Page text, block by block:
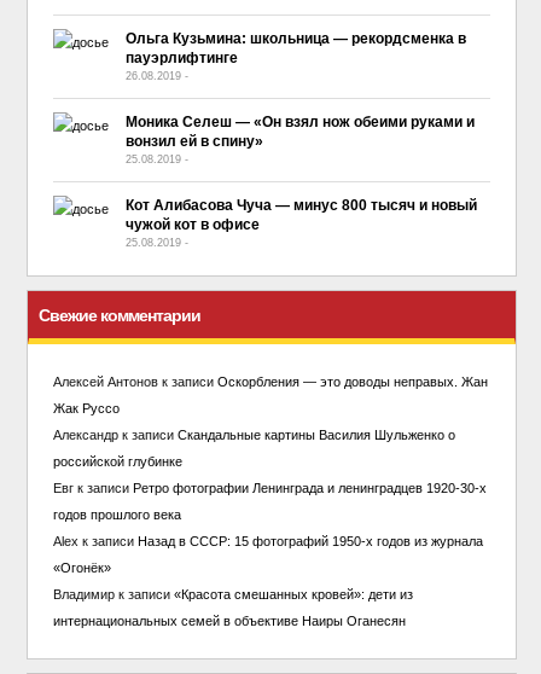
Ольга Кузьмина: школьница — рекордсменка в
пауэрлифтинге
26.08.2019 -
Моника Селеш — «Он взял нож обеими руками и
вонзил ей в спину»
25.08.2019 -
Кот Алибасова Чуча — минус 800 тысяч и новый
чужой кот в офисе
25.08.2019 -
Свежие комментарии
Алексей Антоновк записи Оскорбления — это доводы неправых. Жан
Жак Руссо
Александрк записи Скандальные картины Василия Шульженко о
российской глубинке
Евгк записи Ретро фотографии Ленинграда и ленинградцев 1920-30-х
годов прошлого века
Alex к записи Назад в СССР: 15 фотографий 1950-х годов из журнала
«Огонёк»
Владимирк записи «Красота смешанных кровей»: дети из
интернациональных семей в объективе Наиры Оганесян